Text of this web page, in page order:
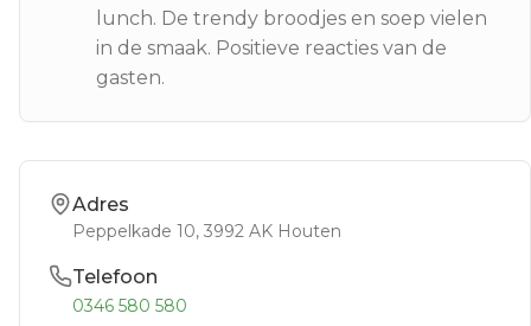
lunch. De trendy broodjes en soep vielen
in de smaak. Positieve reacties van de
gasten.
Adres
Peppelkade 10, 3992 AK Houten
Telefoon
0346 580 580